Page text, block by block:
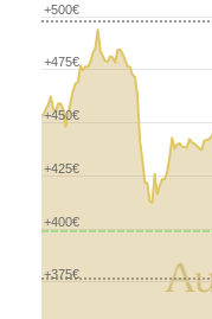
+375€
+400€
+425€
+450€
+475€
+500€